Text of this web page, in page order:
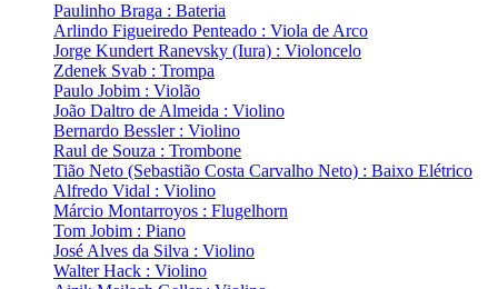
Paulinho Braga : Bateria
Arlindo Figueiredo Penteado : Viola de Arco
Jorge Kundert Ranevsky (Iura) : Violoncelo
Zdenek Svab : Trompa
Paulo Jobim : Violão
João Daltro de Almeida : Violino
Bernardo Bessler : Violino
Raul de Souza : Trombone
Tião Neto (Sebastião Costa Carvalho Neto) : Baixo Elétrico
Alfredo Vidal : Violino
Márcio Montarroyos : Flugelhorn
Tom Jobim : Piano
José Alves da Silva : Violino
Walter Hack : Violino